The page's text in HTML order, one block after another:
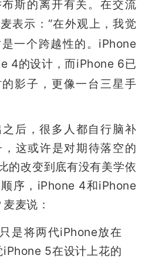
斯的离开有关。在交流
表示： “在外观上，我觉
一个跨越性的。iPhone
4的设计，而iPhone 6已
影子，更像一台三星手
后，很多人都自行脑补
这或许是对期待落空的
的改变到底有没有美学依
序，iPhone 4和iPhone
麦说：
是将两代iPhone放在
iPhone 5在设计上花的